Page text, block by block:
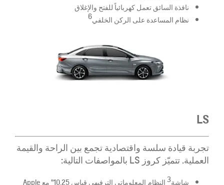
نافذة السائق تعمل كهربائياً للفتح والإغلاق
نظام المساعدة على الركن الخلفي 6
LS
​تجربة قيادة سلسة واقتصادية تجمع بين الراحة والقيمة
العملية. تتميّز كروز LS بالمواصفات التالية:
شاشة 3
النظام المعلوماتي الترفيهي قياس 10.25" مع Apple